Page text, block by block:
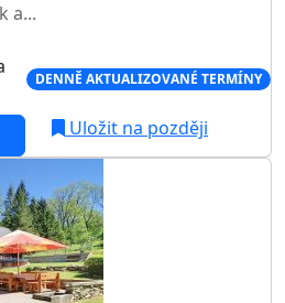
a...
DENNĚ AKTUALIZOVANÉ TERMÍNY
Uložit na později